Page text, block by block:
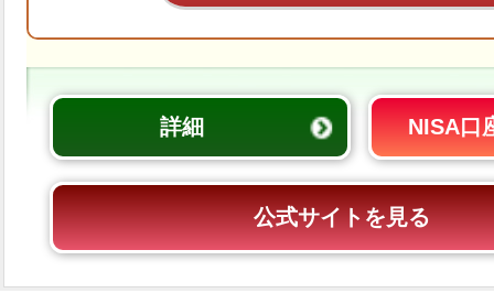
詳細 NISA口
公式サイトを見る